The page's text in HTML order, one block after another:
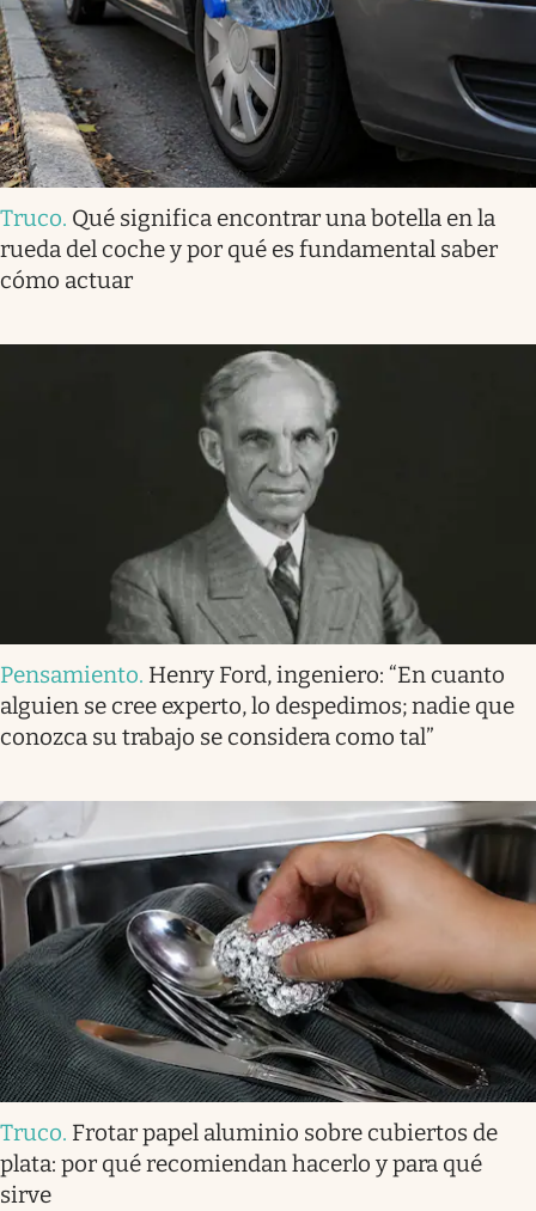
Truco. Qué significa encontrar una botella en la
rueda del coche y por qué es fundamental saber
cómo actuar
Pensamiento. Henry Ford, ingeniero: “En cuanto
alguien se cree experto, lo despedimos; nadie que
conozca su trabajo se considera como tal”
Truco. Frotar papel aluminio sobre cubiertos de
plata: por qué recomiendan hacerlo y para qué
sirve